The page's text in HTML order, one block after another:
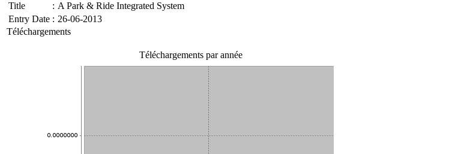
Title
: A Park & Ride Integrated System
Entry Date : 26-06-2013
Téléchargements
Téléchargements par année